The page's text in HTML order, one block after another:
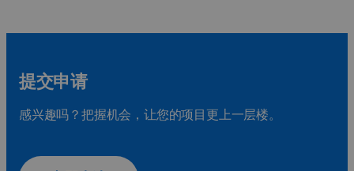
提交申请
感兴趣吗？把握机会，让您的项目更上一层楼。